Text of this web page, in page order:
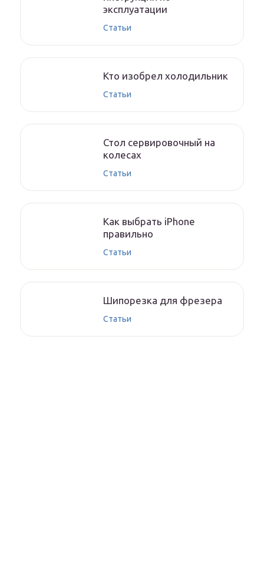
эксплуатации
Статьи
Кто изобрел холодильник
Статьи
Стол сервировочный на
колесах
Статьи
Как выбрать iPhone
правильно
Статьи
Шипорезка для фрезера
Статьи